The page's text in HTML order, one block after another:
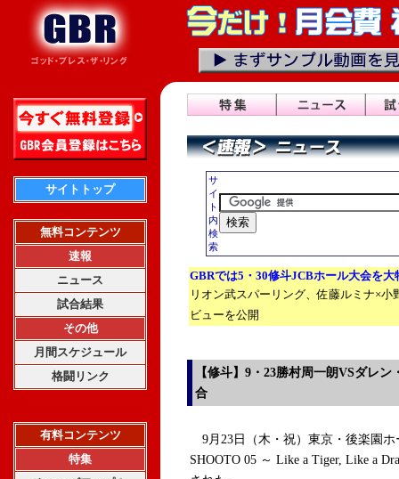
サイトトップ
無料コンテンツ
速報
ニュース
試合結果
その他
月間スケジュール
格闘リンク
有料コンテンツ
特集
サ
イ
ト
内
検
索
GBRでは5・30修斗JCBホール大会を大
リオン武スパーリング、佐藤ルミナ×
ビューを公開
【修斗】9・23勝村周一朗VSダレ
合
9月23日（木・祝）東京・後楽園ホ
SHOOTO 05 ～ Like a Tiger, Like a